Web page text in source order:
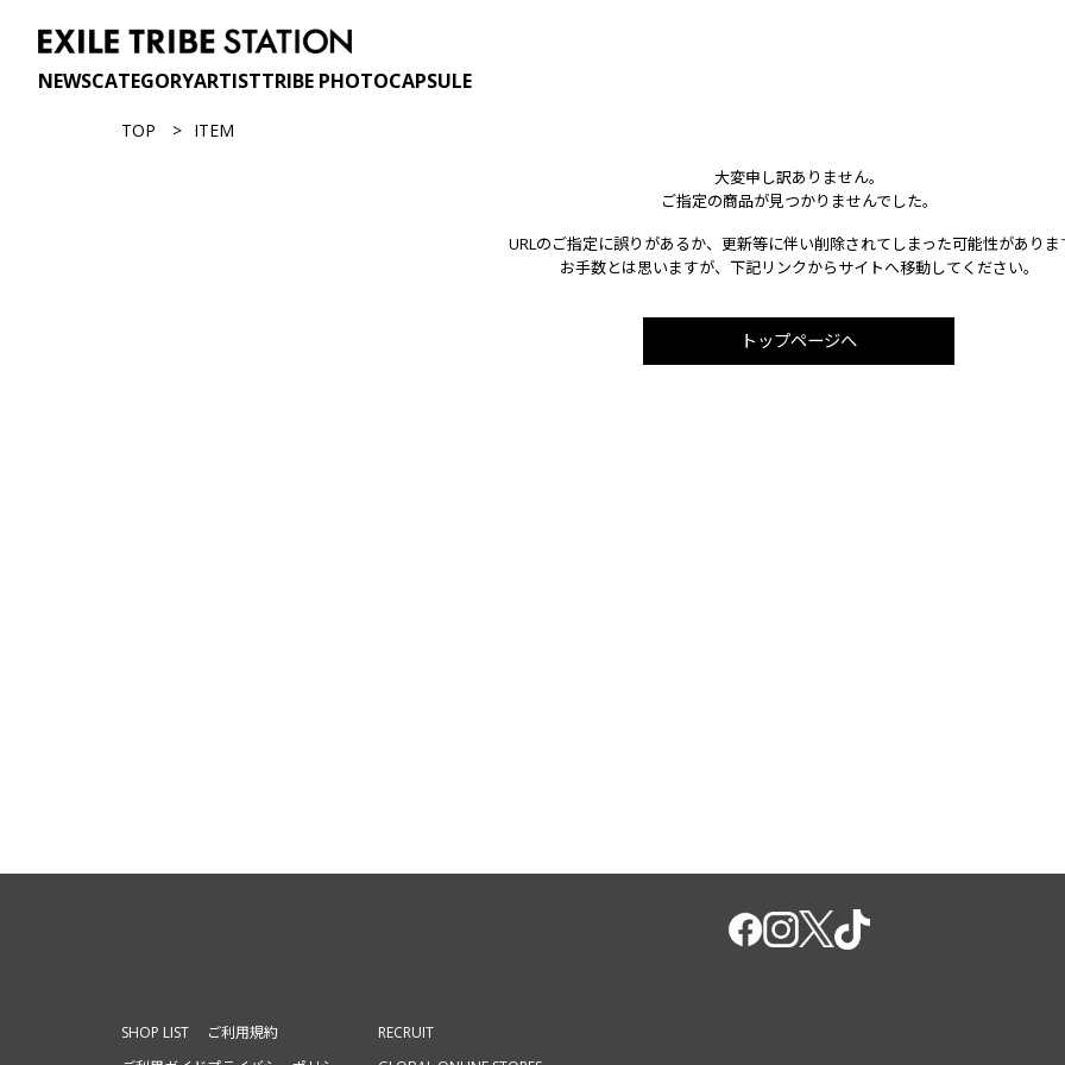
NEWSCATEGORYARTISTTRIBE PHOTOCAPSULE
TOP ITEM
大変申し訳ありません。
ご指定の商品が見つかりませんでした。
URLのご指定に誤りがあるか、更新等に伴い削除されてしまった可能性がありま
お手数とは思いますが、下記リンクからサイトへ移動してください。
トップページへ
SHOP LIST
ご利用規約
RECRUIT